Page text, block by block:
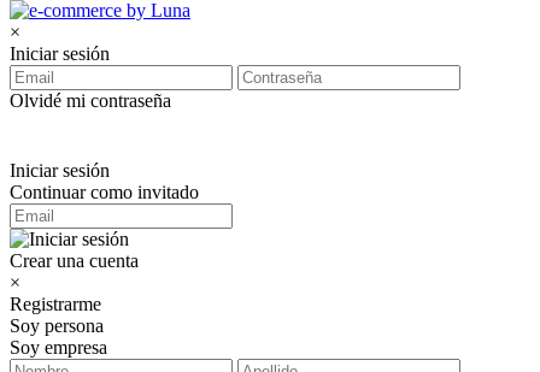
×
Iniciar sesión
Olvidé mi contraseña
Iniciar sesión
Continuar como invitado
Crear una cuenta
×
Registrarme
Soy persona
Soy empresa